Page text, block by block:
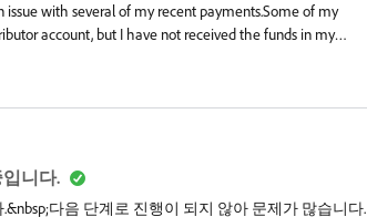
with several of my recent payments.Some of my
account, but I have not received the funds in my
with annotations:Red circle: Payments that were
reference).Green circle: Payments that are shown as
account.Could you please help me verify:Why these
this issue?I would greatly appreciate your support in
screenshots or transaction details from
니다.
다음 단계로 진행이 되지 않아 문제가 많습니다.